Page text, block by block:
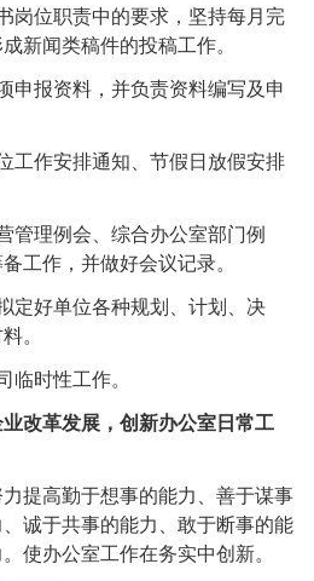
位职责中的要求，坚持每月完
新闻类稿件的投稿工作。
报资料，并负责资料编写及申
作安排通知、节假日放假安排
理例会、综合办公室部门例
工作，并做好会议记录。
好单位各种规划、计划、决
。
时性工作。
改革发展，创新办公室日常工
高勤于想事的能力、善于谋事
诚于共事的能力、敢于断事的能
使办公室工作在务实中创新。